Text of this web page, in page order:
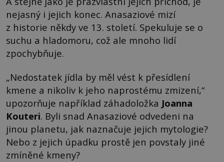
nejasný i jejich konec. Anasaziové mizí
z historie někdy ve 13. století. Spekuluje se o
suchu a hladomoru, což ale mnoho lidí
zpochybňuje.
„Nedostatek jídla by měl vést k přesídlení
kmene a nikoliv k jeho naprostému zmizení,“
upozorňuje například záhadoložka Joanna
Kouteri. Byli snad Anasaziové odvedeni na
jinou planetu, jak naznačuje jejich mytologie?
Nebo z jejich úpadku prostě jen povstaly jiné
zmíněné kmeny?